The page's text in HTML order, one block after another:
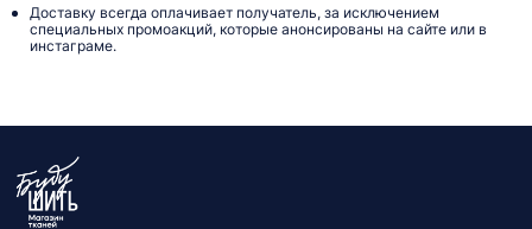
Доставку всегда оплачивает получатель, за исключением
специальных промоакций, которые анонсированы на сайте или в
инстаграме.